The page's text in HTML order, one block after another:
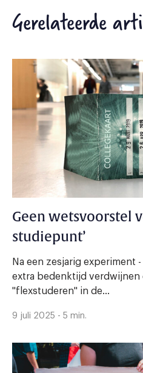
Gerelateerde
Geen wetsvoorstel
studiepunt’
Na een zesjarig experiment
extra bedenktijd verdwijnen
"flexstuderen" in de...
9 juli 2025 - 5 min.